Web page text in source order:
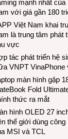
mạnh nhất
với giá gần 180
Việt Nam khai
là trung tâm phát
vực
tác phát triển hệ
VNPT VinaPhone
màn hình gập
Fold
thức ra mắt
hình OLED 27
thế giới dùng công
MSI và TCL